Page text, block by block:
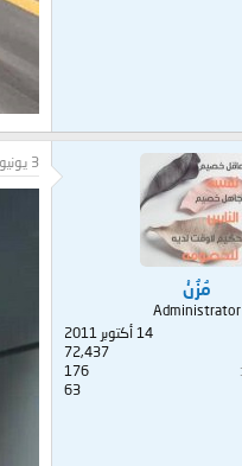
مُزُنْ
Administrator
14 أكتوبر 2011
72,437
176
63
3 يونيو 2026